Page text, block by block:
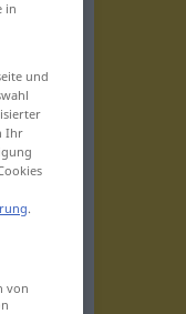
in
und
Ihr
.
von